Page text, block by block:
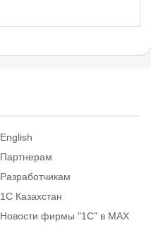
English
Партнерам
Разработчикам
1С Казахстан
Новости фирмы "1С" в MAX